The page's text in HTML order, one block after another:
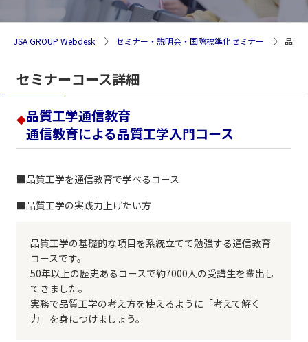
JSA GROUP Webdesk セミナー・説明会・国際標準化セミナー 品質
セミナーコース詳細
◆品質工学通信教育
通信教育による品質工学入門コース
■品質工学を通信教育で学べるコース
■品質工学の実践力上げたい方
品質工学の基礎的な項目を系統立てて勉強する通信教育
コースです。
50年以上の歴史あるコースで約7000人の受講生を輩出し
てきました。
実務で品質工学の考え方を使えるように「考えて解く
力」を身につけましょう。